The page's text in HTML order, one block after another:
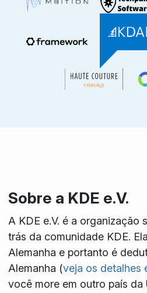
Sobre a KDE e.V.
A KDE e.V. é a organização
trás da comunidade KDE.
Alemanha e portanto é
Alemanha (veja os detalhes
você more em outro país da